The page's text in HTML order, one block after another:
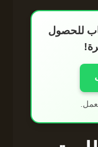
للحصول